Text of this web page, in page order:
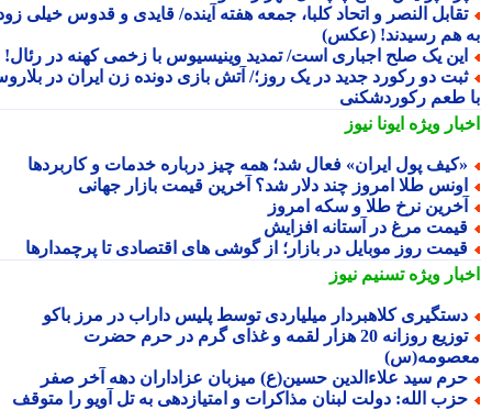
النصر و اتحاد کلبا، جمعه هفته آینده/ قایدی و قدوس خیلی زود
هم رسیدند! (عکس)
یک صلح اجباری است/ تمدید وینیسیوس با زخمی کهنه در رئال!
دو رکورد جدید در یک روز؛/ آتش بازی دونده زن ایران در بلاروس
طعم رکوردشکنی
ویژهایونا نیوز
پول ایران» فعال شد؛ همه چیز درباره خدمات و کاربردها
طلا امروز چند دلار شد؟ آخرین قیمت بازار جهانی
نرخ طلا و سکه امروز
مرغ در آستانه افزایش
روز موبایل در بازار؛ از گوشی های اقتصادی تا پرچمدارها
ویژهتسنیم نیوز
کلاهبردار میلیاردی توسط پلیس داراب در مرز باکو
توزیع روزانه 20 هزار لقمه و غذای گرم در حرم حضرت
سید علاءالدین حسین(ع) میزبان عزاداران دهه آخر صفر
الله: دولت لبنان مذاکرات و امتیازدهی به تل آویو را متوقف